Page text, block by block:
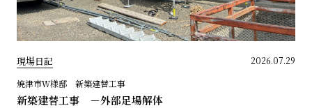
現場日記
2026.07.29
焼津市Ｗ様邸 新築建替工事
新築建替工事 －外部足場解体